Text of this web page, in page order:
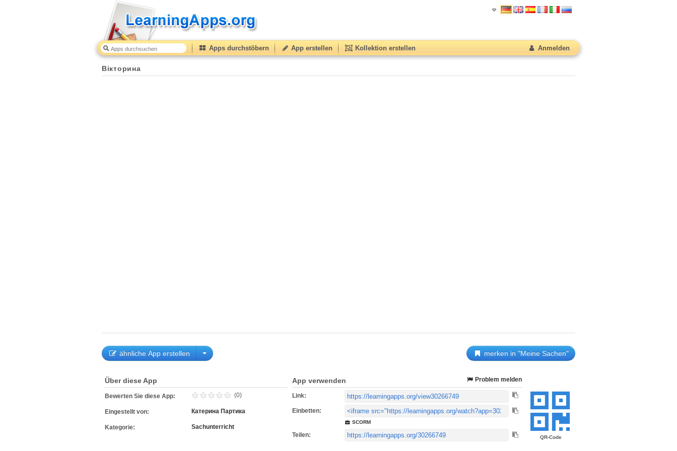
Apps durchstöbern App erstellen Kollektion erstellen Anmelden
Вікторина
ähnliche App erstellen merken in "Meine Sachen"
QR-Code
Über diese App
Bewerten Sie diese App: (0)
Eingestellt von: Катерина Партика
Kategorie: Sachunterricht
App verwenden Problem melden
Link:
Einbetten:
SCORM
Teilen: